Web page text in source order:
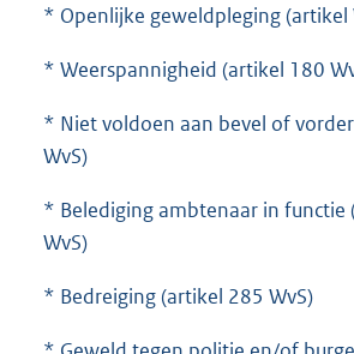
* Openlijke geweldpleging (artikel
* Weerspannigheid (artikel 180
* Niet voldoen aan bevel of
WvS)
* Belediging ambtenaar in
WvS)
* Bedreiging (artikel 285 WvS)